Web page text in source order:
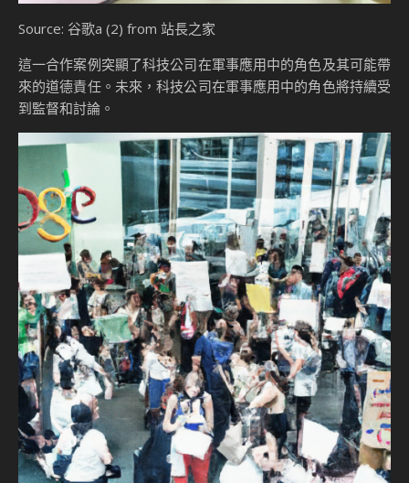
Source: 谷歌a (2) from 站長之家
這一合作案例突顯了科技公司在軍事應用中的角色及其可能帶
來的道德責任。未來，科技公司在軍事應用中的角色將持續受
到監督和討論。